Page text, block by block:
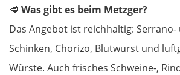
🥩 Was gibt es beim Metzger?
Das Angebot ist reichhaltig:
Schinken, Chorizo, Blutwurst und
Würste. Auch frisches Schweine-,
Polykastro